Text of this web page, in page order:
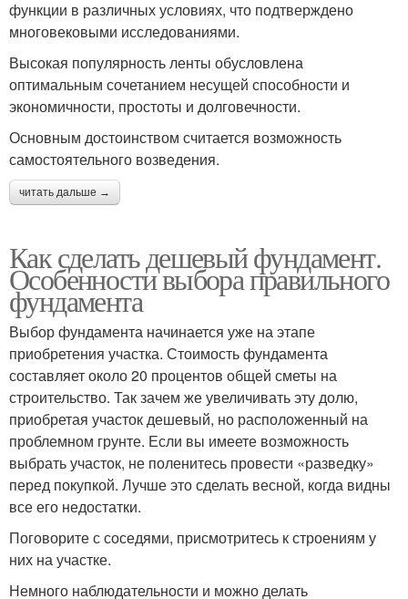
функции в различных условиях, что подтверждено
многовековыми исследованиями.
Высокая популярность ленты обусловлена
оптимальным сочетанием несущей способности и
экономичности, простоты и долговечности.
Основным достоинством считается возможность
самостоятельного возведения.
читать дальше →
Как сделать дешевый фундамент.
Особенности выбора правильного
фундамента
Выбор фундамента начинается уже на этапе
приобретения участка. Стоимость фундамента
составляет около 20 процентов общей сметы на
строительство. Так зачем же увеличивать эту долю,
приобретая участок дешевый, но расположенный на
проблемном грунте. Если вы имеете возможность
выбрать участок, не поленитесь провести «разведку»
перед покупкой. Лучше это сделать весной, когда видны
все его недостатки.
Поговорите с соседями, присмотритесь к строениям у
них на участке.
Немного наблюдательности и можно делать